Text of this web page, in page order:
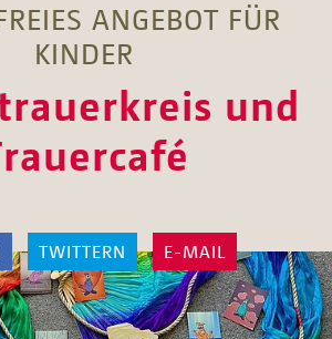
ANGEBOT FÜR
KINDER
und
TWITTERN E-MAIL